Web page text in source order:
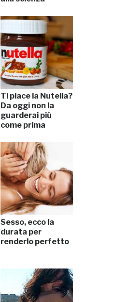
Ti piace la Nutella?
Da oggi non la
guarderai più
come prima
Sesso, ecco la
durata per
renderlo perfetto